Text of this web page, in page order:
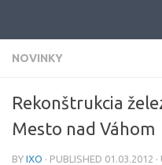
NOVINKY
Rekonštrukcia
Mesto nad Váhom
BY IXO · PUBLISHED 01.03.2012